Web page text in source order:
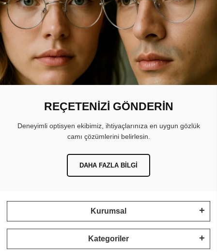
REÇETENİZİ GÖNDERİN
Deneyimli optisyen ekibimiz, ihtiyaçlarınıza en uygun gözlük
camı çözümlerini belirlesin.
DAHA FAZLA BILGI
Kurumsal
Kategoriler